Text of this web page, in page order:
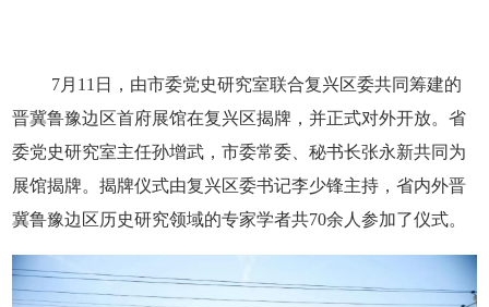
7月11日，由市委党史研究室联合复兴区委共同筹建的
晋冀鲁豫边区首府展馆在复兴区揭牌，并正式对外开放。省
委党史研究室主任孙增武，市委常委、秘书长张永新共同为
展馆揭牌。揭牌仪式由复兴区委书记李少锋主持，省内外晋
冀鲁豫边区历史研究领域的专家学者共70余人参加了仪式。